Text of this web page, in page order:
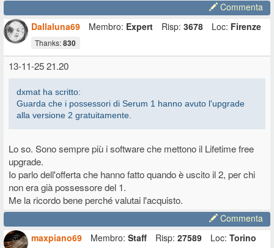
Commenta
Dallaluna69
Membro: Expert Risp: 3678 Loc: Firenze
Thanks:830
13-11-25 21.20
dxmat ha scritto:
Guarda che i possessori di Serum 1 hanno avuto l'upgrade
alla versione 2 gratuitamente.
Lo so. Sono sempre più i software che mettono il Lifetime free
upgrade.
Io parlo dell'offerta che hanno fatto quando è uscito il 2, per chi
non era già possessore del 1.
Me la ricordo bene perché valutai l'acquisto.
Commenta
maxpiano69
Membro: Staff Risp: 27589 Loc: Torino